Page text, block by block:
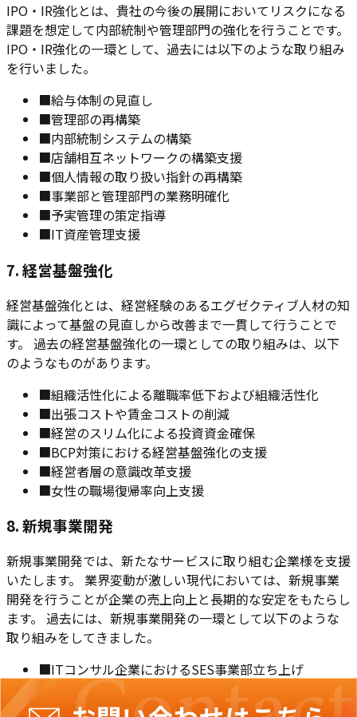
IPO・IR強化とは、貴社の今後の展開においてリスクになる
課題を想定して内部統制や管理部門の強化を行うことです。
IPO・IR強化の一環として、過去には以下のような取り組み
を行いました。
■給与体制の見直し
■管理部の再構築
■内部統制システムの構築
■店舗相互ネットワークの構築支援
■個人情報の取り扱い指針の再構築
■事業部と管理部門の業務明確化
■予実管理の策定指導
■IT資産管理支援
7. 経営基盤強化
経営基盤強化とは、経営経験のあるエグゼクティブ人材の知
識によって基盤の見直しから改善まで一貫して行うことで
す。 過去の経営基盤強化の一環としての取り組みは、以下
のようなものがあります。
■組織活性化による離職率低下および組織活性化
■出張コストや賃金コストの削減
■経営のスリム化による投資資金確保
■BCP対策における経営基盤強化の支援
■経営者層の意識改革支援
■女性の職場復帰率向上支援
8. 新規事業開発
新規事業開発では、新たなサービスに取り組む企業様を支援
いたします。 業界変動が激しい現代においては、新規事業
開発を行うことが企業の売上向上と長期的な安定をもたらし
ます。 過去には、新規事業開発の一環として以下のような
取り組みをしてきました。
■ITコンサル企業におけるSES事業部立ち上げ
人材派遣企業における新卒紹介サービス立ち上げ
■小売企業におけるEC事業の立ち上げ